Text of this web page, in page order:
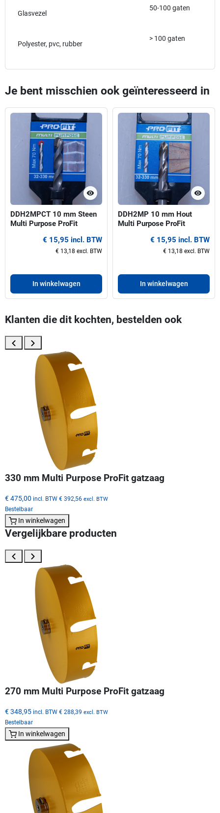
Glasvezel
50-100 gaten
Polyester, pvc, rubber
> 100 gaten
Je bent misschien ook geïnteresseerd in
visibility
DDH2MPCT 10 mm Steen
Multi Purpose ProFit
32-330 mm€ 15,95 incl. BTW
€ 13,18 excl. BTW
In winkelwagen
visibility
DDH2MP 10 mm Hout
Multi Purpose ProFit
32-330 mm€ 15,95 incl. BTW
€ 13,18 excl. BTW
In winkelwagen
Klanten die dit kochten, bestelden ook
330 mm Multi Purpose ProFit gatzaag
€ 475,00 incl. BTW € 392,56 excl. BTW
Bestelbaar
In winkelwagen
Vergelijkbare producten
270 mm Multi Purpose ProFit gatzaag
€ 348,95 incl. BTW € 288,39 excl. BTW
Bestelbaar
In winkelwagen